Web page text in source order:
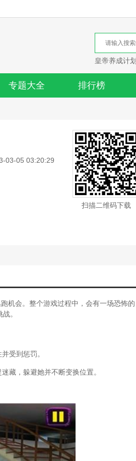
皇帝养成计划
专题大全 排行榜
03-05 03:20:29
攻略大全)
解)
扫描二维码下载
机会。整个游戏过程中，会有一场恐怖的
。
受到惩罚。
藏，躲避她并不断变换位置。